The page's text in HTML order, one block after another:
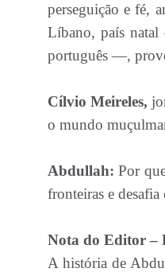
perseguição e fé,
Líbano, país natal
português —,
Cílvio Meireles,
o mundo
Abdullah: Por
fronteiras e
Nota do Editor –
A história de